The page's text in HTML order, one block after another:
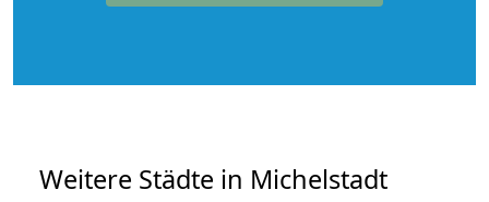
Weitere Städte in Michelstadt